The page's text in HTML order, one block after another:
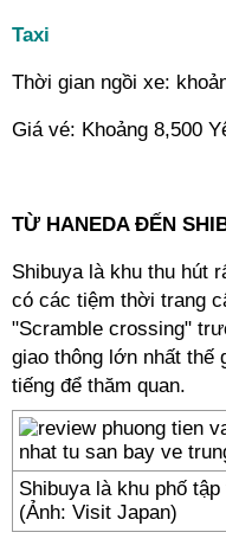
Taxi
Thời gian ngồi xe:
Giá vé: Khoảng 8,500
TỪ HANEDA ĐẾN
Shibuya là khu thu hút
có các tiệm thời trang
"Scramble crossing"
giao thông lớn nhất thế
tiếng để thăm quan.
Shibuya là khu phố
(Ảnh: Visit Japan)